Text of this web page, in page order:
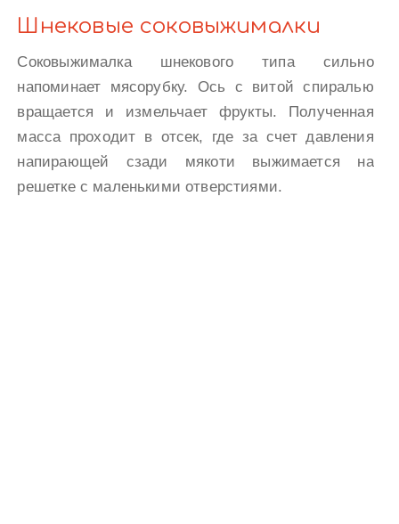
Шнековые соковыжималки
Соковыжималка шнекового типа сильно
напоминает мясорубку. Ось с витой спиралью
вращается и измельчает фрукты. Полученная
масса проходит в отсек, где за счет давления
напирающей сзади мякоти выжимается на
решетке с маленькими отверстиями.